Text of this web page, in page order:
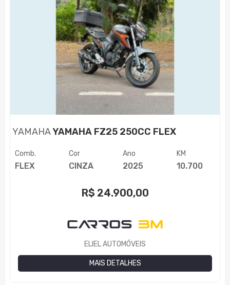
YAMAHAYAMAHA FZ25 250CC FLEX
Comb.
FLEX
Cor
CINZA
Ano
2025
KM
10.700
R$ 24.900,00
ELIEL AUTOMÓVEIS
MAIS DETALHES